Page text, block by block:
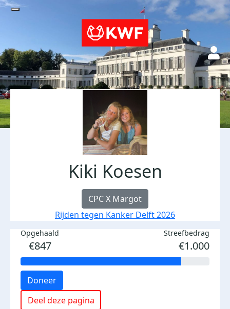
Kiki Koesen
CPC X Margot
Rijden tegen Kanker Delft 2026
Opgehaald
€847
Streefbedrag
€1.000
Doneer
Deel deze pagina